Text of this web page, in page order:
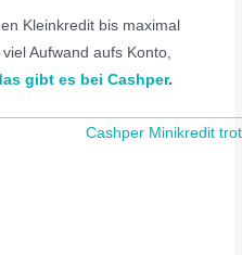
Kleinkredit bis maximal
Aufwand aufs Konto,
gibt es bei Cashper.